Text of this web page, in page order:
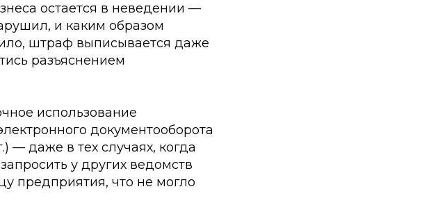
остается в неведении —
и каким образом
штраф выписывается даже
разъяснением
использование
документооборота
— даже в тех случаях, когда
у других ведомств
предприятия, что не могло